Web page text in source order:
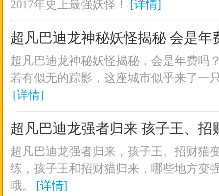
2017年史上最强妖怪！
[详情]
超凡巴迪龙神秘妖怪揭秘 会是年
超凡巴迪龙神秘妖怪揭秘，会是年费吗
若有似无的踪影，这座城市似乎来了一
[详情]
超凡巴迪龙强者归来 孩子王、招
超凡巴迪龙强者归来，孩子王、招财猫
练，孩子王和招财猫归来，哪些地方变
哦。
[详情]